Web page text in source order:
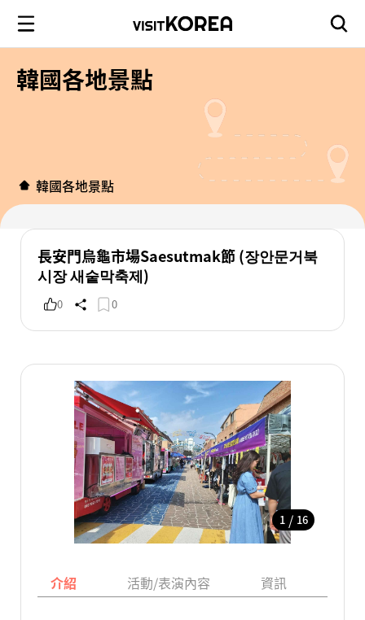
韓國各地景點
韓國各地景點
長安門烏龜市場Saesutmak節 (장안문거북
시장 새숱막축제)
0 0
1 / 16
介紹 活動/表演內容 資訊